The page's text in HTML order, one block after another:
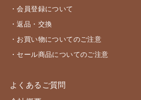
・会員登録について
・返品・交換
・お買い物についてのご注意
・セール商品についてのご注意
よくあるご質問